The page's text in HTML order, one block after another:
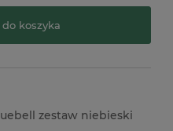
do koszyka
zestaw niebieski